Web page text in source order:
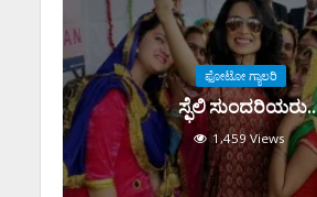
ಫೋಟೋ ಗ್ಯಾಲರಿ
ಸ್ಫೆಲಿ ಸುಂದರಿಯರು..
1,459 Views